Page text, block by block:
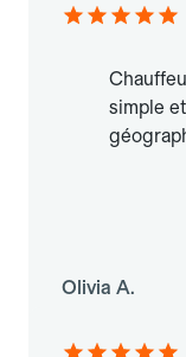
simple
Olivia A.